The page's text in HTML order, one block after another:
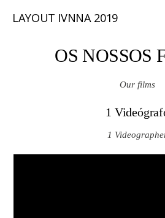
LAYOUT IVNNA 2019
OS NOSSOS
Our films
1
1